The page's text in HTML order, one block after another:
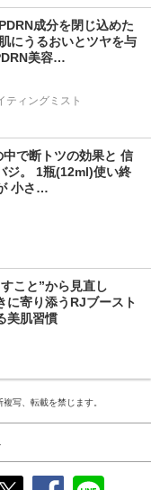
成分を閉じ込めた
にうるおいとツヤを与
美容…
ティングミスト
で断トツの効果と 信
ジ。 1瓶(12ml)使い終
小さ…
こと”から見直し
に寄り添うRJブースト
美肌習慣
写、転載を禁じます。